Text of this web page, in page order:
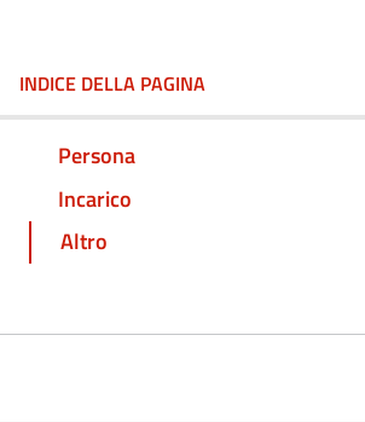
INDICE DELLA PAGINA
Persona
Incarico
Altro